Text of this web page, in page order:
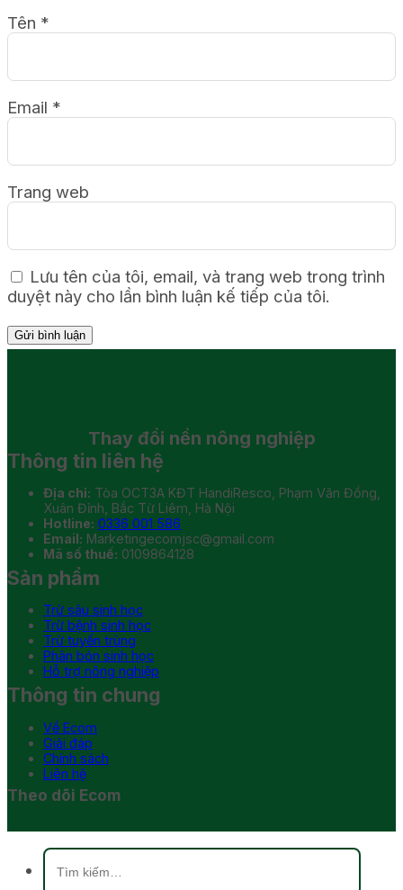
Tên *
Email *
Trang web
Lưu tên của tôi, email, và trang web trong trình
duyệt này cho lần bình luận kế tiếp của tôi.
Thay đổi nền nông nghiệp
Thông tin liên hệ
Địa chỉ: Tòa OCT3A KĐT HandiResco, Phạm Văn Đồng,
Xuân Đỉnh, Bắc Từ Liêm, Hà Nội
Hotline: 0336 001 586
Email: Marketingecomjsc@gmail.com
Mã số thuế: 0109864128
Sản phẩm
Trừ sâu sinh học
Trừ bệnh sinh học
Trừ tuyến trùng
Phân bón sinh học
Hỗ trợ nông nghiệp
Thông tin chung
Về Ecom
Giải đáp
Chính sách
Liên hệ
Theo dõi Ecom
Tìm
kiếm: